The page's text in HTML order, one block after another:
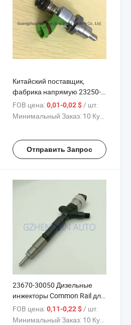
Китайский поставщик,
фабрика напрямую 23250-
28070 форсунка топлива
FOB цена: 0,01-0,02 $/ шт.
Минимальный Заказ: 10 Куски
Отправить Запрос
23670-30050 Дизельные
инжекторы Common Rail для
автомобилей 23670-30050
Вигo 2kd КД 2004-2019 2.7L
FOB цена: 0,11-0,22 $ / шт.
Минимальный Заказ: 10 Куски